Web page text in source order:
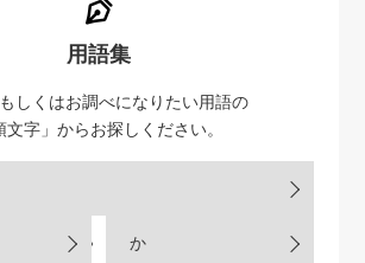
用語集
しくはお調べになりたい用語の
文字」からお探しください。
か